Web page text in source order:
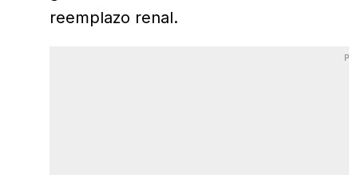
reemplazo renal.